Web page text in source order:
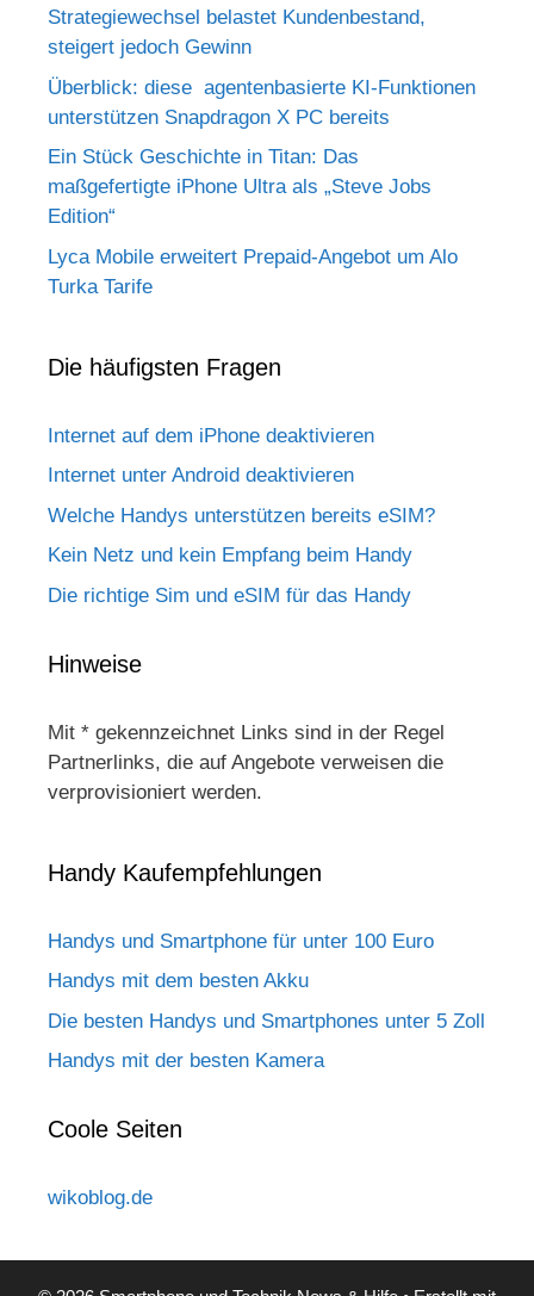
Strategiewechsel belastet Kundenbestand,
steigert jedoch Gewinn
Überblick: diese agentenbasierte KI-Funktionen
unterstützen Snapdragon X PC bereits
Ein Stück Geschichte in Titan: Das
maßgefertigte iPhone Ultra als „Steve Jobs
Edition“
Lyca Mobile erweitert Prepaid-Angebot um Alo
Turka Tarife
Die häufigsten Fragen
Internet auf dem iPhone deaktivieren
Internet unter Android deaktivieren
Welche Handys unterstützen bereits eSIM?
Kein Netz und kein Empfang beim Handy
Die richtige Sim und eSIM für das Handy
Hinweise
Mit * gekennzeichnet Links sind in der Regel
Partnerlinks, die auf Angebote verweisen die
verprovisioniert werden.
Handy Kaufempfehlungen
Handys und Smartphone für unter 100 Euro
Handys mit dem besten Akku
Die besten Handys und Smartphones unter 5 Zoll
Handys mit der besten Kamera
Coole Seiten
wikoblog.de